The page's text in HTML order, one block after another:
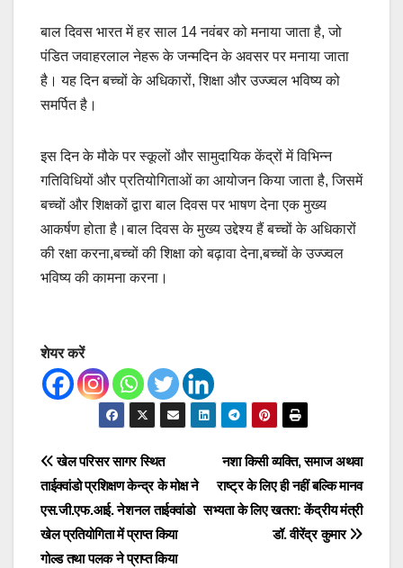
बाल दिवस भारत में हर साल 14 नवंबर को मनाया जाता है, जो
पंडित जवाहरलाल नेहरू के जन्मदिन के अवसर पर मनाया जाता
है। यह दिन बच्चों के अधिकारों, शिक्षा और उज्ज्वल भविष्य को
समर्पित है।
इस दिन के मौके पर स्कूलों और सामुदायिक केंद्रों में विभिन्न
गतिविधियों और प्रतियोगिताओं का आयोजन किया जाता है, जिसमें
बच्चों और शिक्षकों द्वारा बाल दिवस पर भाषण देना एक मुख्य
आकर्षण होता है।बाल दिवस के मुख्य उद्देश्य हैं बच्चों के अधिकारों
की रक्षा करना,बच्चों की शिक्षा को बढ़ावा देना,बच्चों के उज्ज्वल
भविष्य की कामना करना।
शेयर करें
Post
navigation
नशा किसी व्यक्ति, समाज अथवा
राष्ट्र के लिए ही नहीं बल्कि मानव
सभ्यता के लिए खतरा: केंद्रीय मंत्री
डॉ. वीरेंद्र कुमार
खेल परिसर सागर स्थित
ताईक्वांडो प्रशिक्षण केन्द्र के मोक्ष ने
एस.जी.एफ.आई. नेशनल ताईक्वांडो
खेल प्रतियोगिता में प्राप्त किया
गोल्ड तथा पलक ने प्राप्त किया